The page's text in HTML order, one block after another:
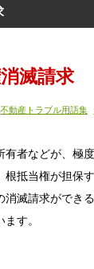
滅請求
不動産トラブル用語集
有者などが、極
根抵当権が担保
消滅請求ができ
す。